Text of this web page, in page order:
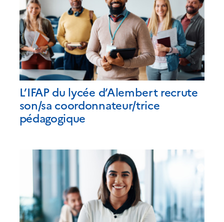
L’IFAP du lycée d’Alembert recrute
son/sa coordonnateur/trice
pédagogique